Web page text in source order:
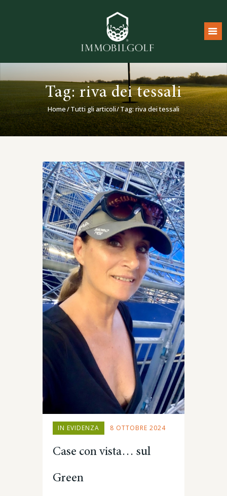
Tag: riva dei tessali
Home Tutti gli articoli Tag: riva dei tessali
Home
Real Estate
Luxury Boutique
Mondo Golf
Diventa Partner
Contatti
IN EVIDENZA 8 OTTOBRE 2024
Case con vista… sul
Green